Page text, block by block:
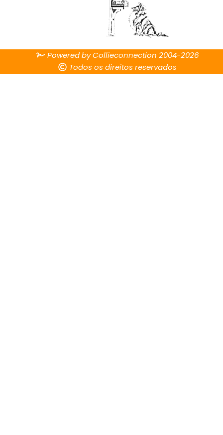
Powered by Collieconnection 2004-2026
Todos os direitos reservados